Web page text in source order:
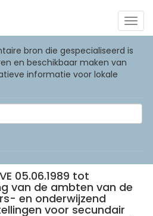
bron die gespecialiseerd is
en beschikbaar maken van
informatie voor lokale
05.06.1989 tot
van de ambten van de
en onderwijzend
voor secundair